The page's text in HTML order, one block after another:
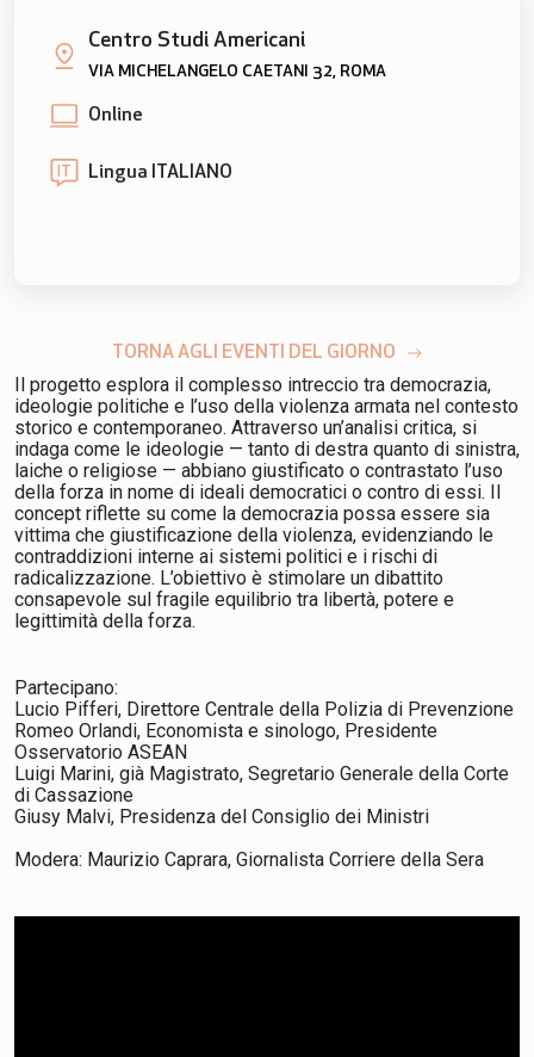
Centro Studi Americani
VIA MICHELANGELO CAETANI 32, ROMA
Online
Lingua ITALIANO
TORNA AGLI EVENTI DEL GIORNO
Il progetto esplora il complesso intreccio tra democrazia,
ideologie politiche e l’uso della violenza armata nel contesto
storico e contemporaneo. Attraverso un’analisi critica, si
indaga come le ideologie — tanto di destra quanto di sinistra,
laiche o religiose — abbiano giustificato o contrastato l’uso
della forza in nome di ideali democratici o contro di essi. Il
concept riflette su come la democrazia possa essere sia
vittima che giustificazione della violenza, evidenziando le
contraddizioni interne ai sistemi politici e i rischi di
radicalizzazione. L’obiettivo è stimolare un dibattito
consapevole sul fragile equilibrio tra libertà, potere e
legittimità della forza.
Partecipano:
Lucio Pifferi, Direttore Centrale della Polizia di Prevenzione
Romeo Orlandi, Economista e sinologo, Presidente
Osservatorio ASEAN
Luigi Marini, già Magistrato, Segretario Generale della Corte
di Cassazione
Giusy Malvi, Presidenza del Consiglio dei Ministri
Modera: Maurizio Caprara, Giornalista Corriere della Sera